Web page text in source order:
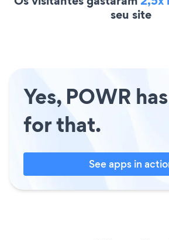
seu site
Yes, POWR
for that.
See apps in